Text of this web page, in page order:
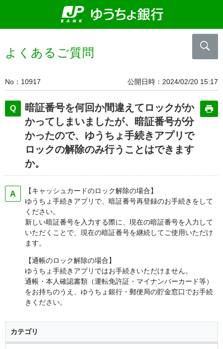
よくあるご質問
No 10917 公開日時 2024/02/20 15:17
暗証番号を何回か間違えてロックがか
かってしまいましたが、暗証番号が分
かったので、ゆうちょ手続きアプリで
ロックの解除のみ行うことはできます
か。
【キャッシュカードのロック解除の場合】
ゆうちょ手続きアプリで、暗証番号再登録のお手続きをして
ください。
新しい暗証番号を入力する際に、現在の暗証番号を入力して
いただくことで、現在の暗証番号を継続してご使用いただけ
ます。
【通帳のロック解除の場合】
ゆうちょ手続きアプリではお手続きいただけません。
通帳・本人確認書類（運転免許証・マイナンバーカード等）
をお持ちのうえ、ゆうちょ銀行・郵便局の貯金窓口でお手続
きください。
カテゴリ